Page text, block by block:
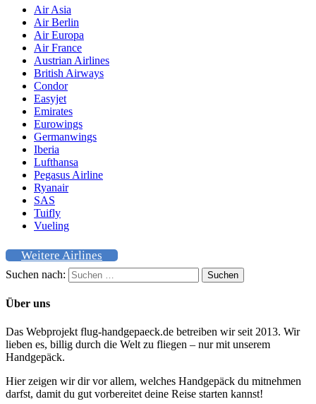
Air Asia
Air Berlin
Air Europa
Air France
Austrian Airlines
British Airways
Condor
Easyjet
Emirates
Eurowings
Germanwings
Iberia
Lufthansa
Pegasus Airline
Ryanair
SAS
Tuifly
Vueling
Weitere Airlines
Suchen nach:
Über uns
Das Webprojekt flug-handgepaeck.de betreiben wir seit 2013. Wir
lieben es, billig durch die Welt zu fliegen – nur mit unserem
Handgepäck.
Hier zeigen wir dir vor allem, welches Handgepäck du mitnehmen
darfst, damit du gut vorbereitet deine Reise starten kannst!